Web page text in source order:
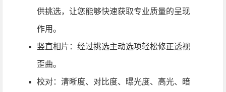
供挑选，让您能够快速获取专业质量的呈现
作用。
竖直相片：经过挑选主动选项轻松修正透视
歪曲。
校对：清晰度、对比度、曝光度、高光、暗